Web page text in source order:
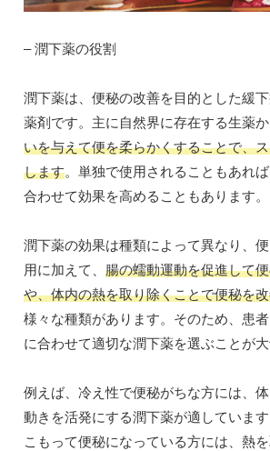
– 潤下薬の役割
潤下薬は、便秘の改善を目的とした緩
薬剤です。主に自然界に存在する生薬か
いを与えて便を柔らかくすることで、
します。単独で使用されることもあれ
合わせて効果を高めることもあります。
潤下薬の効果は種類によって異なり、
用に加えて、 腸の蠕動運動を促進して
や、体内の熱を取り除くことで便秘を
様々な種類があります。そのため、患
に合わせて適切な潤下薬を選ぶことが大
例えば、冷え性で便秘がちな方には、
動きを活発にする潤下薬が適していま
こもって便秘になっている方には、熱